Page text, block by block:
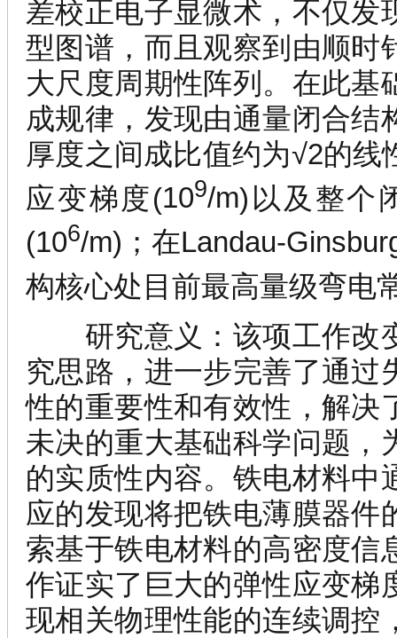
差校正电子显微术，不仅发
型图谱，而且观察到由顺时
大尺度周期性阵列。在此基
成规律，发现由通量闭合结
厚度之间成比值约为√2的线
应变梯度(109/m) 以及整个
(106/m) ；在Landau-
构核心处目前最高量级弯电
研究意义： 该项工作改
究思路，进一步完善了通过
性的重要性和有效性，解决
未决的重大基础科学问题，
的实质性内容。铁电材料中
应的发现将把铁电薄膜器件
索基于铁电材料的高密度信
作证实了巨大的弹性应变梯
现相关物理性能的连续调控